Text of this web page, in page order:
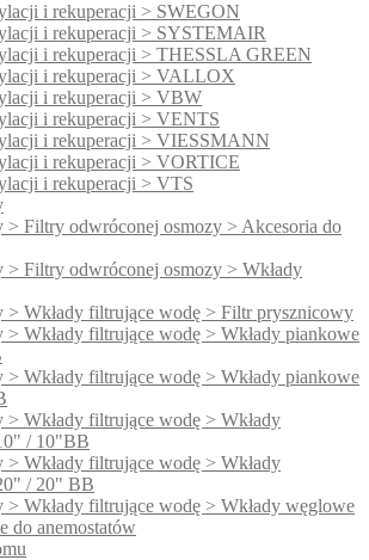
i rekuperacji > SWEGON
i rekuperacji > SYSTEMAIR
i rekuperacji > THESSLA GREEN
i rekuperacji > VALLOX
i rekuperacji > VBW
i rekuperacji > VENTS
i rekuperacji > VIESSMANN
i rekuperacji > VORTICE
i rekuperacji > VTS
Filtry odwróconej osmozy > Akcesoria do
Filtry odwróconej osmozy > Wkłady
Wkłady filtrujące wodę > Filtr prysznicowy
Wkłady filtrujące wodę > Wkłady piankowe
Wkłady filtrujące wodę > Wkłady piankowe
Wkłady filtrujące wodę > Wkłady
/ 10"BB
Wkłady filtrujące wodę > Wkłady
/ 20" BB
Wkłady filtrujące wodę > Wkłady węglowe
do anemostatów